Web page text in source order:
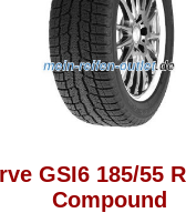
GSI6 185/55
Compound